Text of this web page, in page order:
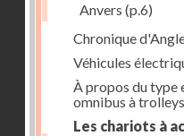
Anvers (p.6)
Chronique
Véhicules
À propos du type
omnibus à
Les chariots à